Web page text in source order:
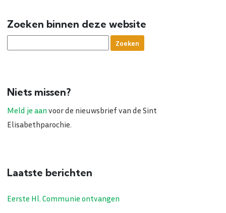
Zoeken binnen deze website
Niets missen?
Meld je aan voor de nieuwsbrief van de Sint
Elisabethparochie.
Laatste berichten
Eerste Hl. Communie ontvangen